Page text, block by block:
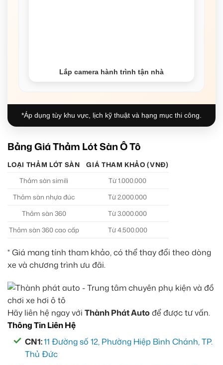
Lắp camera hành trình tận nhà
*Áp dụng tùy khu vực, lịch kỹ thuật và hạng mục thi công.
Bảng Giá Thảm Lót Sàn Ô Tô
LOẠI THẢM LÓT SÀN
GIÁ THAM KHẢO (VNĐ)
Thảm sàn simili
Từ 1.000.000
Thảm sàn nhựa đúc
Từ 2.000.000
Thảm sàn 360
Từ 3.000.000
Thảm sàn 360 cao cấp
Từ 4.500.000
* Giá mang tính tham khảo, có thể thay đổi theo dòng
xe và chương trình ưu đãi.
Hãy liên hệ ngay với Thành Phát Auto để được tư vấn.
Thông Tin Liên Hệ
CN1:11 Đường số 12, Phường Hiệp Bình Chánh, TP.
Thủ Đức